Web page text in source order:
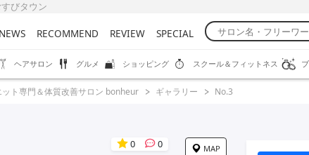
びタウン
NEWS RECOMMEND REVIEW SPECIAL
ヘアサロン グルメ ショッピング スクール＆フィットネス
ト専門＆体質改善サロン bonheur ギャラリー No.3
0 0 MAP